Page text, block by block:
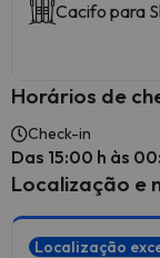
Cacifo para
Horários de
Check-in
Das 15:00 h às
Localização e
Localização